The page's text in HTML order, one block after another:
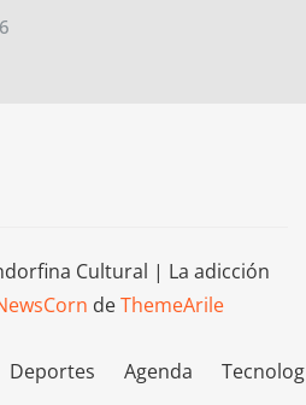
Cultural | La adicción
deThemeArile
Deportes Agenda